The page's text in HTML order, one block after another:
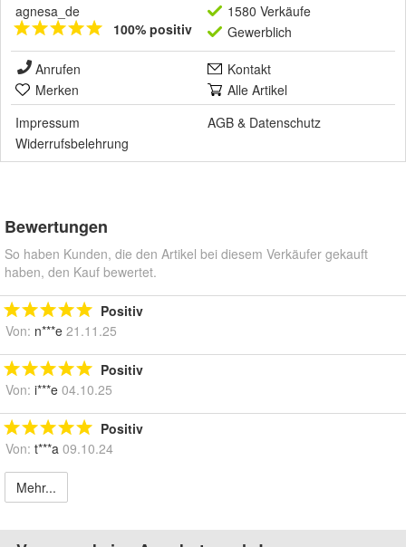
agnesa_de
100% positiv
1580 Verkäufe
Gewerblich
Anrufen
Kontakt
Merken
Alle Artikel
Impressum
AGB & Datenschutz
Widerrufsbelehrung
Bewertungen
So haben Kunden, die den Artikel bei diesem Verkäufer gekauft
haben, den Kauf bewertet.
Positiv
Von: n***e 21.11.25
Positiv
Von: i***e 04.10.25
Positiv
Von: t***a 09.10.24
Mehr...